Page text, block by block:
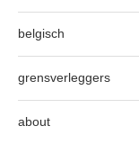
belgisch
grensverleggers
about